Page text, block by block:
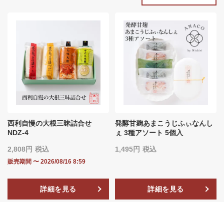
西利自慢の大根三昧詰合せ
NDZ-4
2,808 税込
販売期間 〜 2026/08/16 8:59
詳細を見る
発酵甘麹あまこうじふぃなんし
ぇ 3種アソート 5個入
1,495 税込
詳細を見る